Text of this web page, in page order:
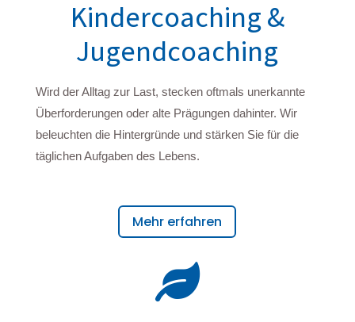
Kindercoaching &
Jugendcoaching
Wird der Alltag zur Last, stecken oftmals unerkannte
Überforderungen oder alte Prägungen dahinter. Wir
beleuchten die Hintergründe und stärken Sie für die
täglichen Aufgaben des Lebens.
Mehr erfahren
